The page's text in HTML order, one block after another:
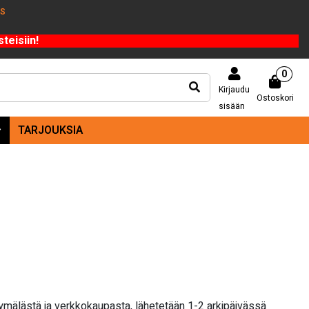
Kirjaudu
sisään
Ostoskori
0
TARJOUKSIA